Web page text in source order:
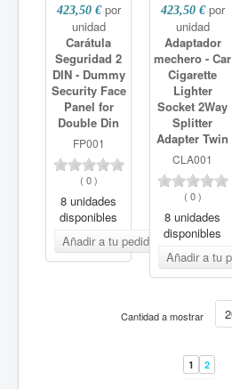
423,50 € por
unidad
Carátula
Seguridad 2
DIN - Dummy
Security Face
Panel for
Double Din
FP001
( 0)
8 unidades
disponibles
423,50 € por
unidad
Adaptador
mechero - Car
Cigarette
Lighter
Socket 2Way
Splitter
Adapter Twin
CLA001
( 0)
8 unidades
disponibles
Cantidad a mostrar
1 2